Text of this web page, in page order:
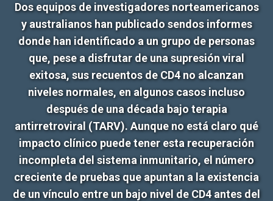
Dos equipos de investigadores norteamericanos
y australianos han publicado sendos informes
donde han identificado a un grupo de personas
que, pese a disfrutar de una supresión viral
exitosa, sus recuentos de CD4 no alcanzan
niveles normales, en algunos casos incluso
después de una década bajo terapia
antirretroviral (TARV). Aunque no está claro qué
impacto clínico puede tener esta recuperación
incompleta del sistema inmunitario, el número
creciente de pruebas que apuntan a la existencia
de un vínculo entre un bajo nivel de CD4 antes del